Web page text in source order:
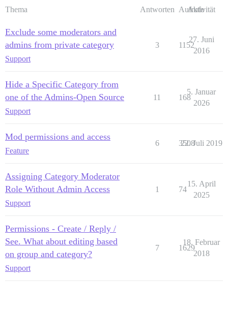
Thema Antworten Aufrufe
Aktivität
Exclude some moderators and
admins from private category
Support
3 1152
27. Juni
2016
Hide a Specific Category from
one of the Admins-Open Source
Support
11 168
5. Januar
2026
Mod permissions and access
Feature
6 3508
22. Juli 2019
Assigning Category Moderator
Role Without Admin Access
Support
1 74
15. April
2025
Permissions - Create / Reply /
See. What about editing based
on group and category?
Support
7 1629
18. Februar
2018